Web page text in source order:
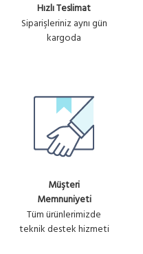
Hızlı Teslimat
Siparişleriniz aynı gün
kargoda
Müşteri
Memnuniyeti
Tüm ürünlerimizde
teknik destek hizmeti